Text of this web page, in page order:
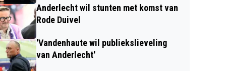
Anderlecht wil stunten met komst van
Rode Duivel
'Vandenhaute wil publiekslieveling
van Anderlecht'